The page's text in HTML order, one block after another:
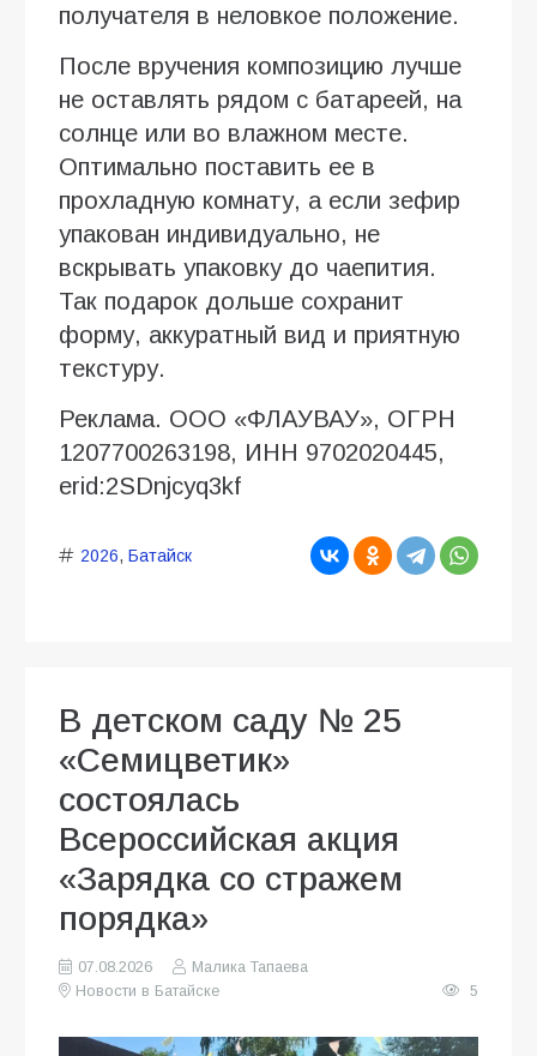
получателя в неловкое положение.
После вручения композицию лучше
не оставлять рядом с батареей, на
солнце или во влажном месте.
Оптимально поставить ее в
прохладную комнату, а если зефир
упакован индивидуально, не
вскрывать упаковку до чаепития.
Так подарок дольше сохранит
форму, аккуратный вид и приятную
текстуру.
Реклама. ООО «ФЛАУВАУ», ОГРН
1207700263198, ИНН 9702020445,
erid:2SDnjcyq3kf
2026, Батайск
В детском саду № 25
«Семицветик»
состоялась
Всероссийская акция
«Зарядка со стражем
порядка»
07.08.2026
Малика Тапаева
Новости в Батайске
5